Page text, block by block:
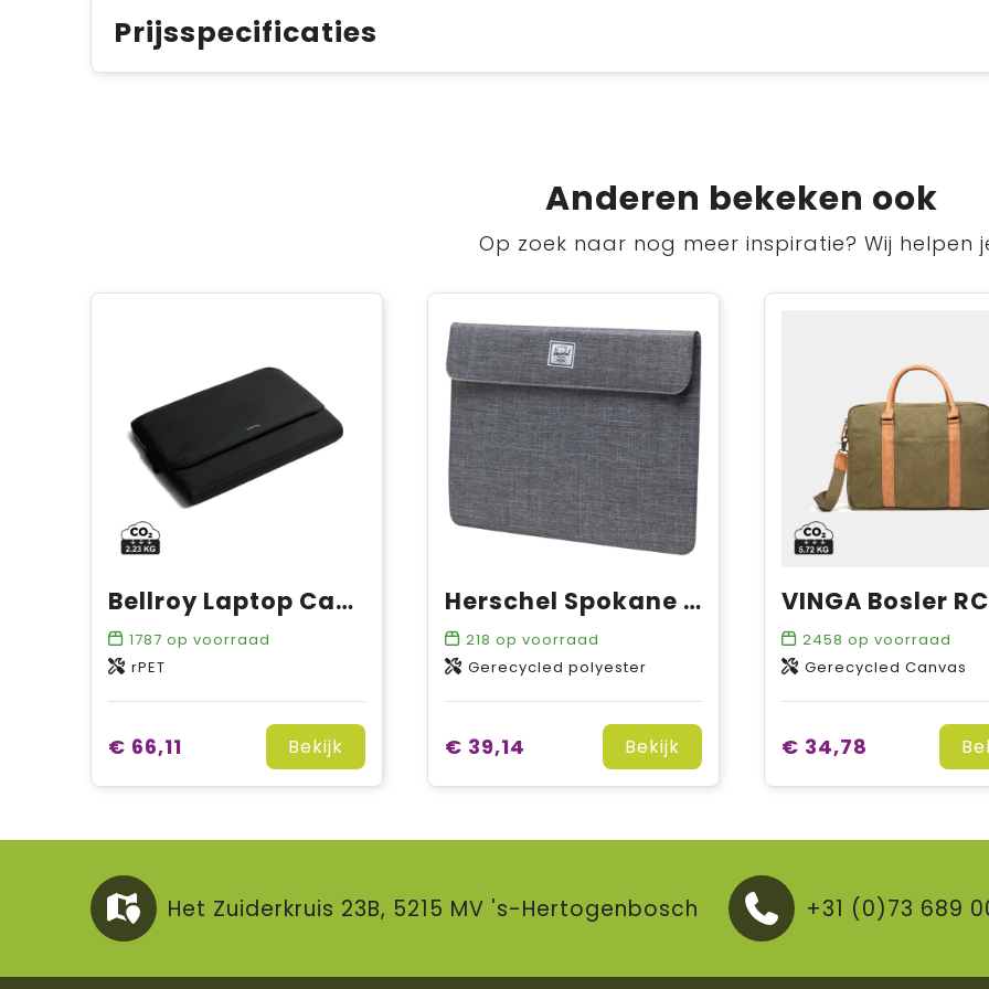
Prijsspecificaties
Anderen bekeken ook
Op zoek naar nog meer inspiratie? Wij helpen
Bellroy Laptop Caddy 16"
1787 op voorraad
rPET
€ 66,11 Bekijk
Herschel Spokane 15-16 inch laptophoes
218 op voorraad
Gerecycled polyester
€ 39,14 Bekijk
2458 op voorraad
Gerecycled Canvas
€ 34,78
Het Zuiderkruis 23B, 5215 MV 's-Hertogenbosch +31 (0)73 689